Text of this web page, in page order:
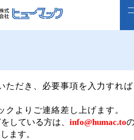
員で転職したい方
タイルに合わせて働く
ただき、必要事項を入力すれ
よりご連絡差し上げます。
している方は、 info@humac.to
ます。